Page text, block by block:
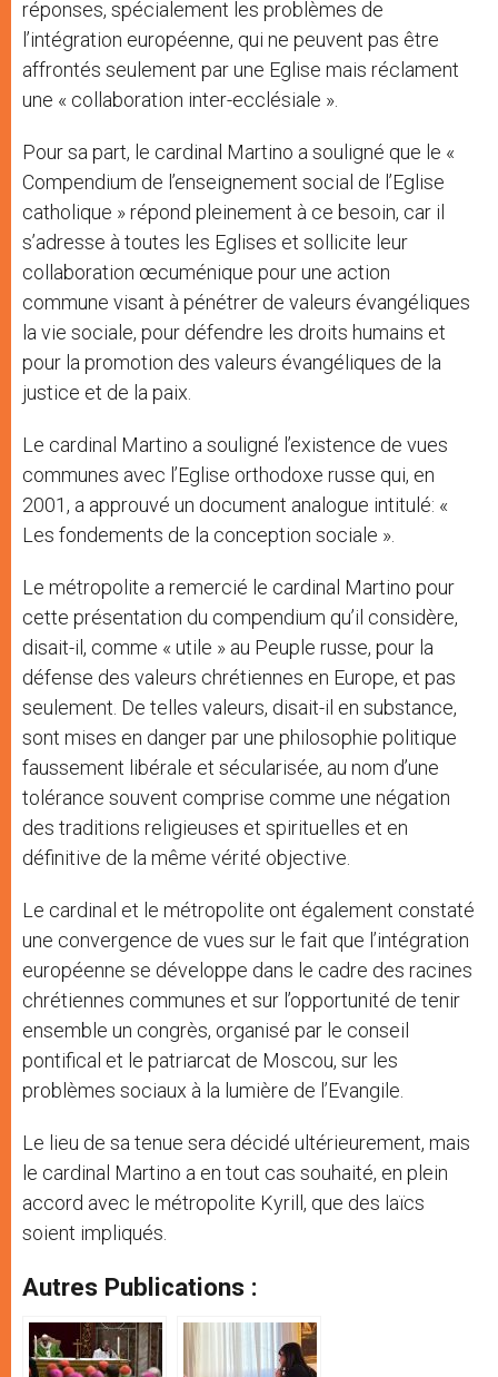
réponses, spécialement les problèmes de
l’intégration européenne, qui ne peuvent pas être
affrontés seulement par une Eglise mais réclament
une « collaboration inter-ecclésiale ».
Pour sa part, le cardinal Martino a souligné que le «
Compendium de l’enseignement social de l’Eglise
catholique » répond pleinement à ce besoin, car il
s’adresse à toutes les Eglises et sollicite leur
collaboration œcuménique pour une action
commune visant à pénétrer de valeurs évangéliques
la vie sociale, pour défendre les droits humains et
pour la promotion des valeurs évangéliques de la
justice et de la paix.
Le cardinal Martino a souligné l’existence de vues
communes avec l’Eglise orthodoxe russe qui, en
2001, a approuvé un document analogue intitulé: «
Les fondements de la conception sociale ».
Le métropolite a remercié le cardinal Martino pour
cette présentation du compendium qu’il considère,
disait-il, comme « utile » au Peuple russe, pour la
défense des valeurs chrétiennes en Europe, et pas
seulement. De telles valeurs, disait-il en substance,
sont mises en danger par une philosophie politique
faussement libérale et sécularisée, au nom d’une
tolérance souvent comprise comme une négation
des traditions religieuses et spirituelles et en
définitive de la même vérité objective.
Le cardinal et le métropolite ont également constaté
une convergence de vues sur le fait que l’intégration
européenne se développe dans le cadre des racines
chrétiennes communes et sur l’opportunité de tenir
ensemble un congrès, organisé par le conseil
pontifical et le patriarcat de Moscou, sur les
problèmes sociaux à la lumière de l’Evangile.
Le lieu de sa tenue sera décidé ultérieurement, mais
le cardinal Martino a en tout cas souhaité, en plein
accord avec le métropolite Kyrill, que des laïcs
soient impliqués.
Autres Publications :